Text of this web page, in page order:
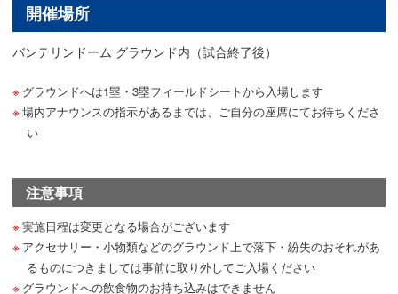
開催場所
バンテリンドーム グラウンド内（試合終了後）
グラウンドへは1塁・3塁フィールドシートから入場します
場内アナウンスの指示があるまでは、ご自分の座席にてお待ちくださ
い
注意事項
実施日程は変更となる場合がございます
アクセサリー・小物類などのグラウンド上で落下・紛失のおそれがあ
るものにつきましては事前に取り外してご入場ください
グラウンドへの飲食物のお持ち込みはできません